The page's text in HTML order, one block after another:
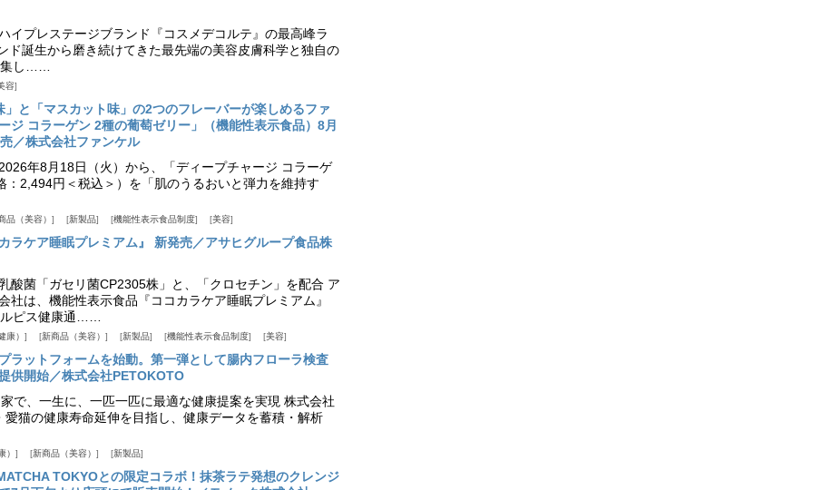
イプレステージブランド『コスメデコルテ』の最高峰ラ
ド誕生から磨き続けてきた最先端の美容皮膚科学と独自の
集し……
容
と「マスカット味」の2つのフレーバーが楽しめるファ
ジ コラーゲン 2種の葡萄ゼリー」（機能性表示食品）8月
／株式会社ファンケル
年8月18日（火）から、「ディープチャージ コラーゲ
2,494円＜税込＞）を「肌のうるおいと弾力を維持す
品（美容） 新製品 機能性表示食品制度 美容
ラケア睡眠プレミアム』 新発売／アサヒグループ食品株
酸菌「ガセリ菌CP2305株」と、「クロセチン」を配合 ア
社は、機能性表示食品『ココカラケア睡眠プレミアム』
ピス健康通……
康） 新商品（美容） 新製品 機能性表示食品制度 美容
ラットフォームを始動。第一弾として腸内フローラ検査
供開始／株式会社PETOKOTO
で、一生に、一匹一匹に最適な健康提案を実現 株式会社
猫の健康寿命延伸を目指し、健康データを蓄積・解析
） 新商品（美容） 新製品
TOKYOとの限定コラボ！抹茶ラテ発想のクレンジ